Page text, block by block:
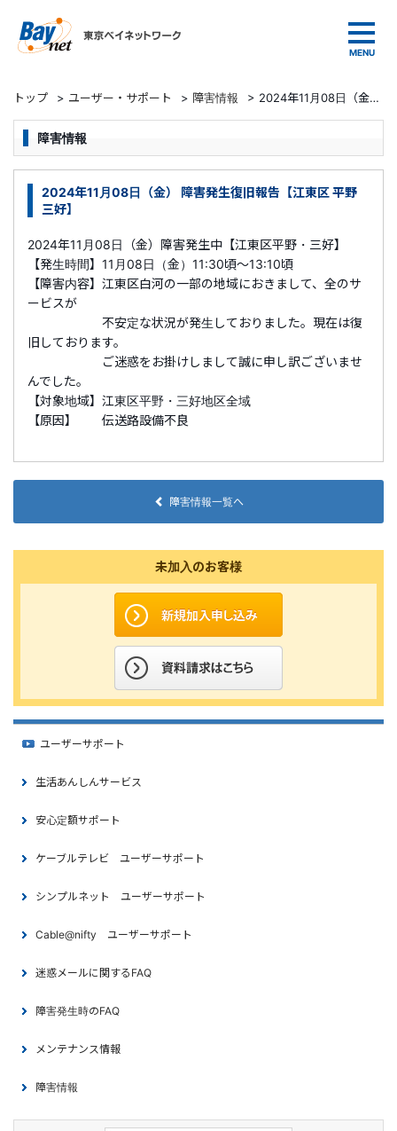
トップ > ユーザー・サポート > 障害情報 > 2024年11月08日（金） 障害発生復旧報告【江東区 平野 三好】
障害情報
2024年11月08日（金） 障害発生復旧報告【江東区 平野
三好】
2024年11月08日（金）障害発生中【江東区平野・三好】
【発生時間】11月08日（金）11:30頃～13:10頃
【障害内容】 江東区白河の一部の地域におきまして、全のサ
ービスが
不安定な状況が発生しておりました。現在は復
旧しております。
ご迷惑をお掛けしまして誠に申し訳ございませ
んでした。
【対象地域】江東区平野・三好地区全域
【原因】 伝送路設備不良
障害情報一覧へ
未加入のお客様
ユーザーサポート
生活あんしんサービス
安心定額サポート
ケーブルテレビ ユーザーサポート
シンプルネット ユーザーサポート
Cable@nifty ユーザーサポート
迷惑メールに関するFAQ
障害発生時のFAQ
メンテナンス情報
障害情報